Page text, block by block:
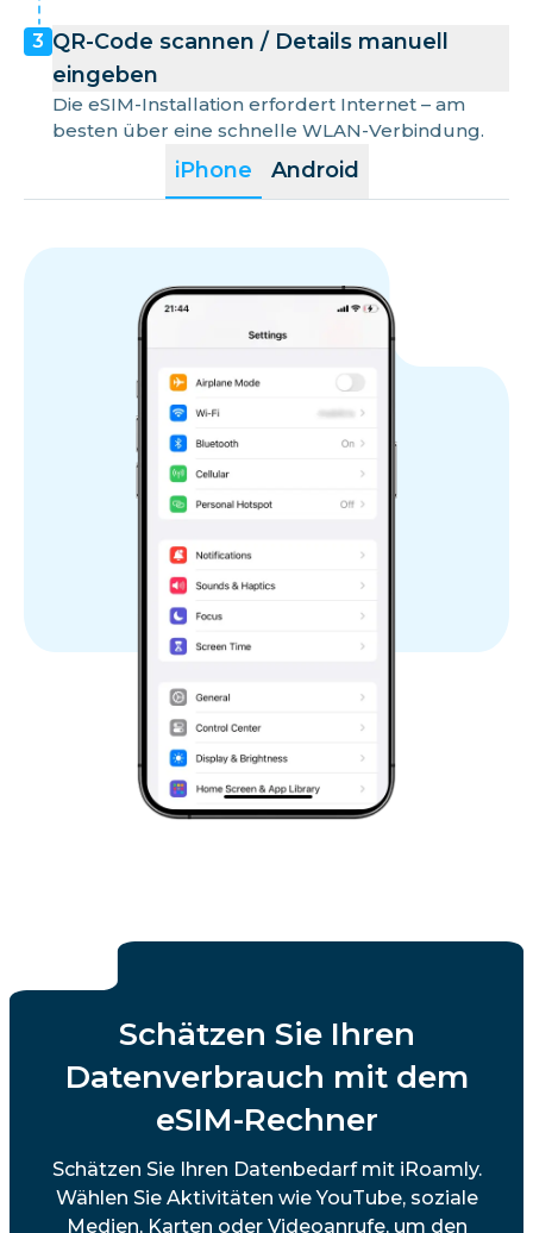
iPhone Android
3 QR-Code scannen / Details manuell
eingeben
Die eSIM-Installation erfordert Internet – am
besten über eine schnelle WLAN-Verbindung.
Schätzen Sie Ihren
Datenverbrauch mit dem
eSIM-Rechner
Schätzen Sie Ihren Datenbedarf mit iRoamly.
Wählen Sie Aktivitäten wie YouTube, soziale
Medien, Karten oder Videoanrufe, um den